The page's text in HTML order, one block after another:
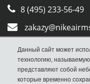
8 (495) 233-56-49
Whatsapp
Viber
Данный сайт может
технологию,
представляют собой
которые временно